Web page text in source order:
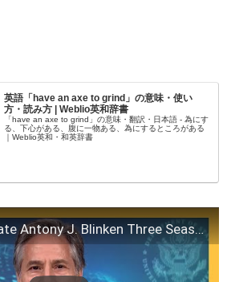
英語「have an axe to grind」の意味・使い
方・読み方 | Weblio英和辞書
「have an axe to grind」の意味・翻訳・日本語 - 為にす
る、下心がある、腹に一物ある、為にするところがある
｜Weblio英和・和英辞書
Secretary of State Antony J. Blinken Three Seas Initiative Summit video remarks